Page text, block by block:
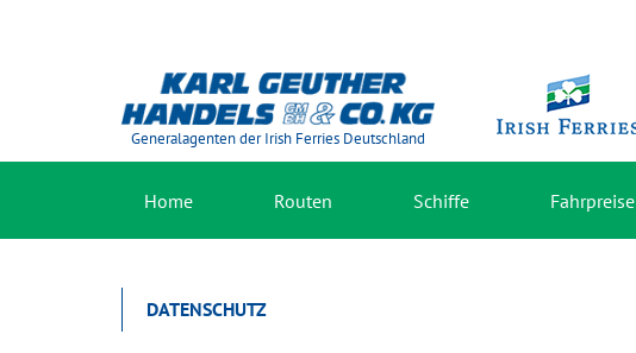
Generalagenten der Irish Ferries Deutschland
Home Routen Schiffe Fahrpreise
DATENSCHUTZ